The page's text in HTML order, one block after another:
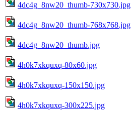
4dc4g_8nw20_thumb-730x730.jpg
4dc4g_8nw20_thumb-768x768.jpg
4dc4g_8nw20_thumb.jpg
4h0k7xkquxq-80x60.jpg
4h0k7xkquxq-150x150.jpg
4h0k7xkquxq-300x225.jpg